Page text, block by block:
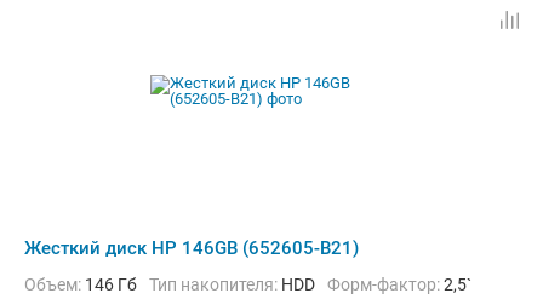
Жесткий диск HP 146GB (652605-B21)
Объем: 146 Гб Тип накопителя: HDD Форм-фактор:2,5`